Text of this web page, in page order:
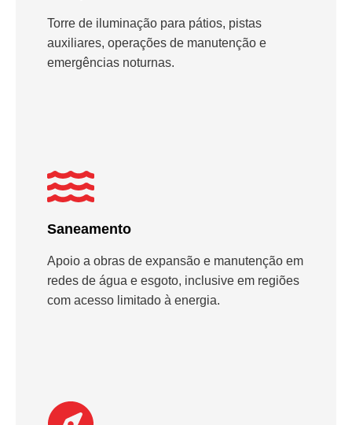
Torre de iluminação para pátios, pistas
auxiliares, operações de manutenção e
emergências noturnas.
Saneamento
Apoio a obras de expansão e manutenção em
redes de água e esgoto, inclusive em regiões
com acesso limitado à energia.